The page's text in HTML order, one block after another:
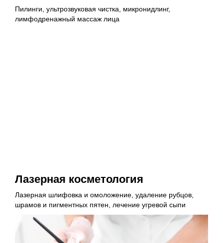
Пилинги, ультрозвуковая чистка, микронидлинг,
лимфодренажный массаж лица
Лазерная косметология
Лазерная шлифовка и омоложение, удаление рубцов,
шрамов и пигментных пятен, лечение угревой сыпи